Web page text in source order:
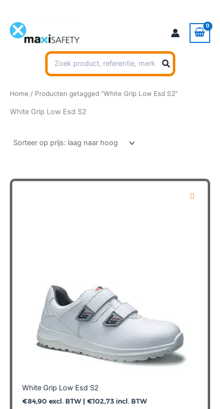
inhoud
Zoeken
naar:
Home / Producten getagged “White Grip Low Esd S2”
White Grip Low Esd S2
White Grip Low Esd S2
€84,90excl. BTW | €102,73incl. BTW